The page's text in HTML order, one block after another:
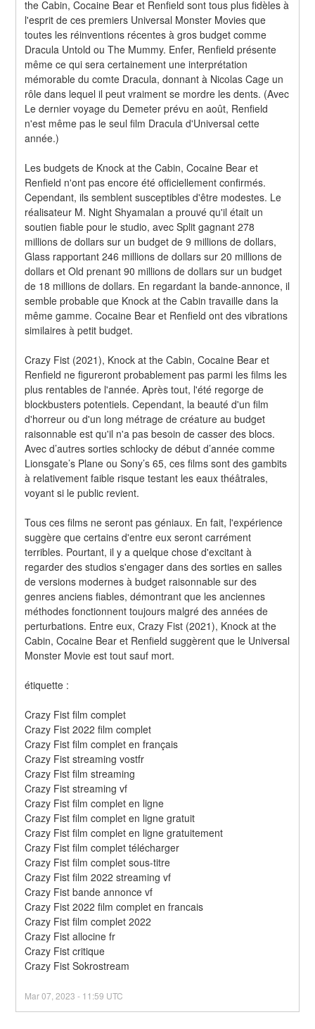
the Cabin, Cocaine Bear et Renfield sont tous plus fidèles à
l'esprit de ces premiers Universal Monster Movies que
toutes les réinventions récentes à gros budget comme
Dracula Untold ou The Mummy. Enfer, Renfield présente
même ce qui sera certainement une interprétation
mémorable du comte Dracula, donnant à Nicolas Cage un
rôle dans lequel il peut vraiment se mordre les dents. (Avec
Le dernier voyage du Demeter prévu en août, Renfield
n'est même pas le seul film Dracula d'Universal cette
année.)
Les budgets de Knock at the Cabin, Cocaine Bear et
Renfield n'ont pas encore été officiellement confirmés.
Cependant, ils semblent susceptibles d'être modestes. Le
réalisateur M. Night Shyamalan a prouvé qu'il était un
soutien fiable pour le studio, avec Split gagnant 278
millions de dollars sur un budget de 9 millions de dollars,
Glass rapportant 246 millions de dollars sur 20 millions de
dollars et Old prenant 90 millions de dollars sur un budget
de 18 millions de dollars. En regardant la bande-annonce, il
semble probable que Knock at the Cabin travaille dans la
même gamme. Cocaine Bear et Renfield ont des vibrations
similaires à petit budget.
Crazy Fist (2021), Knock at the Cabin, Cocaine Bear et
Renfield ne figureront probablement pas parmi les films les
plus rentables de l'année. Après tout, l'été regorge de
blockbusters potentiels. Cependant, la beauté d'un film
d'horreur ou d'un long métrage de créature au budget
raisonnable est qu'il n'a pas besoin de casser des blocs.
Avec d’autres sorties schlocky de début d’année comme
Lionsgate’s Plane ou Sony’s 65, ces films sont des gambits
à relativement faible risque testant les eaux théâtrales,
voyant si le public revient.
Tous ces films ne seront pas géniaux. En fait, l'expérience
suggère que certains d'entre eux seront carrément
terribles. Pourtant, il y a quelque chose d'excitant à
regarder des studios s'engager dans des sorties en salles
de versions modernes à budget raisonnable sur des
genres anciens fiables, démontrant que les anciennes
méthodes fonctionnent toujours malgré des années de
perturbations. Entre eux, Crazy Fist (2021), Knock at the
Cabin, Cocaine Bear et Renfield suggèrent que le Universal
Monster Movie est tout sauf mort.
étiquette :
Crazy Fist film complet
Crazy Fist 2022 film complet
Crazy Fist film complet en français
Crazy Fist streaming vostfr
Crazy Fist film streaming
Crazy Fist streaming vf
Crazy Fist film complet en ligne
Crazy Fist film complet en ligne gratuit
Crazy Fist film complet en ligne gratuitement
Crazy Fist film complet télécharger
Crazy Fist film complet sous-titre
Crazy Fist film 2022 streaming vf
Crazy Fist bande annonce vf
Crazy Fist 2022 film complet en francais
Crazy Fist film complet 2022
Crazy Fist allocine fr
Crazy Fist critique
Crazy Fist Sokrostream
Mar07 ,2023 - 11:59 UTC